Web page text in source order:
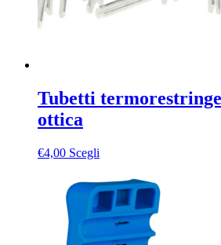
Tubetti
ottica
€4,00 Scegli
ha
più
varianti.
Le
opzioni